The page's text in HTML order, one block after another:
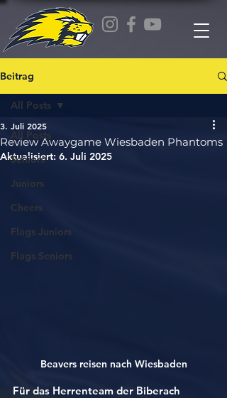
Beitrag
All Posts
Seniors
Juniors
Cheers
Flags Juniors
Flags Seniors
All Posts
Review Awaygame Wiesbaden Phantoms
3. Juli 2025
Aktualisiert: 6. Juli 2025
Beavers reisen nach Wiesbaden
Für das Herrenteam der Biberach